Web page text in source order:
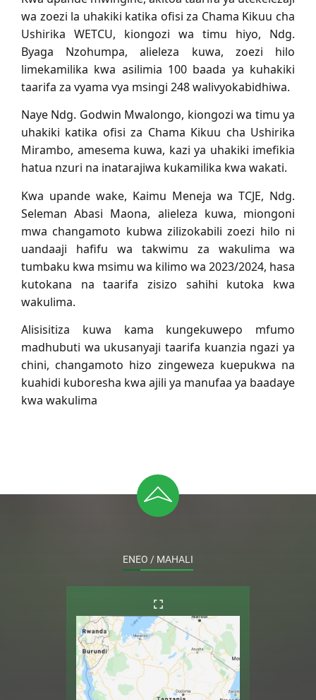
wa zoezi la uhakiki katika ofisi za Chama Kikuu cha
Ushirika WETCU, kiongozi wa timu hiyo, Ndg.
Byaga Nzohumpa, alieleza kuwa, zoezi hilo
limekamilika kwa asilimia 100 baada ya kuhakiki
taarifa za vyama vya msingi 248 walivyokabidhiwa.
Naye Ndg. Godwin Mwalongo, kiongozi wa timu ya
uhakiki katika ofisi za Chama Kikuu cha Ushirika
Mirambo, amesema kuwa, kazi ya uhakiki imefikia
hatua nzuri na inatarajiwa kukamilika kwa wakati.
Kwa upande wake, Kaimu Meneja wa TCJE, Ndg.
Seleman Abasi Maona, alieleza kuwa, miongoni
mwa changamoto kubwa zilizokabili zoezi hilo ni
uandaaji hafifu wa takwimu za wakulima wa
tumbaku kwa msimu wa kilimo wa 2023/2024, hasa
kutokana na taarifa zisizo sahihi kutoka kwa
wakulima.
Alisisitiza kuwa kama kungekuwepo mfumo
madhubuti wa ukusanyaji taarifa kuanzia ngazi ya
chini, changamoto hizo zingeweza kuepukwa na
kuahidi kuboresha kwa ajili ya manufaa ya baadaye
kwa wakulima
ENEO / MAHALI